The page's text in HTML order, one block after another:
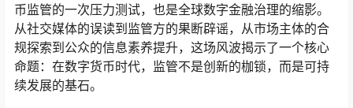
币监管的一次压力测试，也是全球数字金融治理的缩影。
从社交媒体的误读到监管方的果断辟谣，从市场主体的合
规探索到公众的信息素养提升，这场风波揭示了一个核心
命题：在数字货币时代，监管不是创新的枷锁，而是可持
续发展的基石。